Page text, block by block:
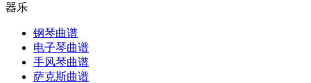
器乐
钢琴曲谱
电子琴曲谱
手风琴曲谱
萨克斯曲谱